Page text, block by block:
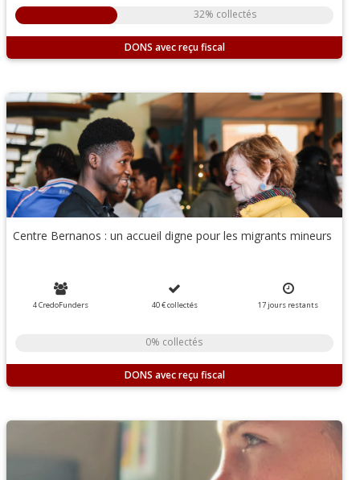
32% collectés
DONS
Centre Bernanos : un accueil digne pour les migrants mineurs
4 CredoFunders 40 €collectés 17jours restants
0% collectés
DONS